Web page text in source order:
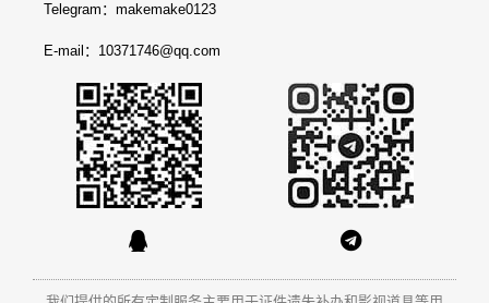
Telegram：makemake0123
E-mail：10371746@qq.com